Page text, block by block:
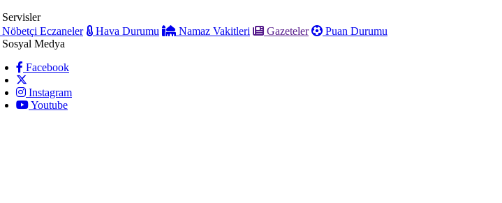
Servisler
Nöbetçi Eczaneler
Hava Durumu Namaz Vakitleri Gazeteler
Puan Durumu
Sosyal Medya
Facebook
Instagram
Youtube